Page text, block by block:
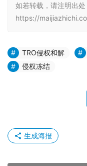
如若转载，请注明出处
https://
TRO侵权和解
侵权冻结
生成海报